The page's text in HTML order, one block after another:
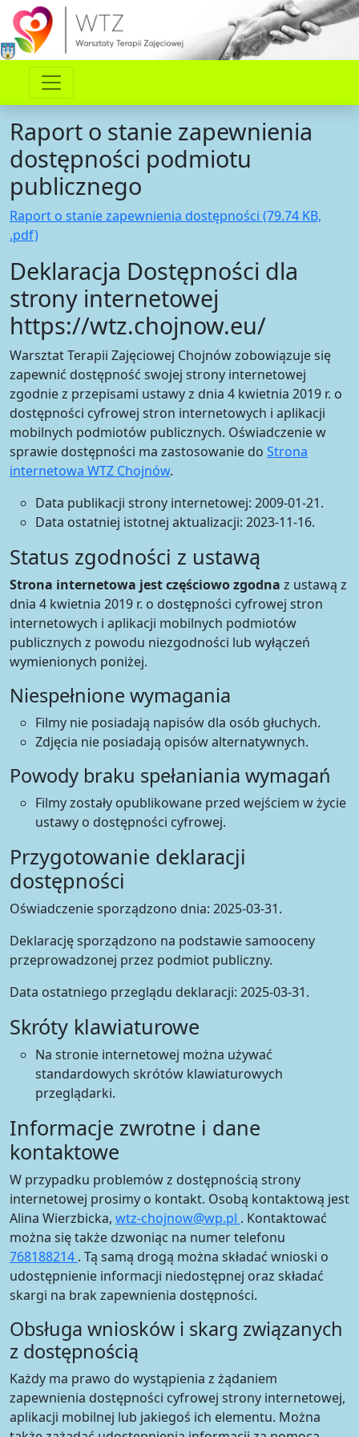
Raport o stanie zapewnienia
dostępności podmiotu
publicznego
Raport o stanie zapewnienia dostępności (79.74 KB,
.pdf)
Deklaracja Dostępności dla
strony internetowej
https://wtz.chojnow.eu/
Warsztat Terapii Zajęciowej Chojnówzobowiązuje się
zapewnić dostępność swojej strony internetowej
zgodnie z przepisami ustawy z dnia 4 kwietnia 2019 r. o
dostępności cyfrowej stron internetowych i aplikacji
mobilnych podmiotów publicznych. Oświadczenie w
sprawie dostępności ma zastosowanie do Strona
internetowa WTZ Chojnów.
Data publikacji strony internetowej: 2009-01-21.
Data ostatniej istotnej aktualizacji: 2023-11-16.
Status zgodności z ustawą
Strona internetowa jest częściowo zgodna z ustawą z
dnia 4 kwietnia 2019 r. o dostępności cyfrowej stron
internetowych i aplikacji mobilnych podmiotów
publicznych z powodu niezgodności lub wyłączeń
wymienionych poniżej.
Niespełnione wymagania
Filmy nie posiadają napisów dla osób głuchych.
Zdjęcia nie posiadają opisów alternatywnych.
Powody braku spełaniania wymagań
Filmy zostały opublikowane przed wejściem w życie
ustawy o dostępności cyfrowej.
Przygotowanie deklaracji
dostępności
Oświadczenie sporządzono dnia: 2025-03-31.
Deklarację sporządzono na podstawie samooceny
przeprowadzonej przez podmiot publiczny.
Data ostatniego przeglądu deklaracji: 2025-03-31.
Skróty klawiaturowe
Na stronie internetowej można używać
standardowych skrótów klawiaturowych
przeglądarki.
Informacje zwrotne i dane
kontaktowe
W przypadku problemów z dostępnością strony
internetowej prosimy o kontakt. Osobą kontaktową jest
Alina Wierzbicka, wtz-chojnow@wp.pl . Kontaktować
można się także dzwoniąc na numer telefonu
768188214 . Tą samą drogą można składać wnioski o
udostępnienie informacji niedostępnej oraz składać
skargi na brak zapewnienia dostępności.
Obsługa wniosków i skarg związanych
z dostępnością
Każdy ma prawo do wystąpienia z żądaniem
zapewnienia dostępności cyfrowej strony internetowej,
aplikacji mobilnej lub jakiegoś ich elementu. Można